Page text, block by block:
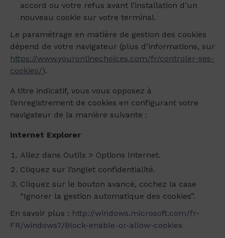
accord ou votre refus avant l’installation d’un
nouveau cookie sur votre terminal.
Le paramétrage en matière de gestion des cookies
dépend de votre navigateur (plus d’informations, sur
https://www.youronlinechoices.com/fr/controler-ses-
cookies/).
A titre indicatif, vous vous opposez à
l’enregistrement de cookies en configurant votre
navigateur de la manière suivante :
Internet Explorer
Allez dans Outils > Options Internet.
Cliquez sur l’onglet confidentialité.
Cliquez sur le bouton avancé, cochez la case
“Ignorer la gestion automatique des cookies”.
En savoir plus : http://windows.microsoft.com/fr-
FR/windows7/Block-enable-or-allow-cookies